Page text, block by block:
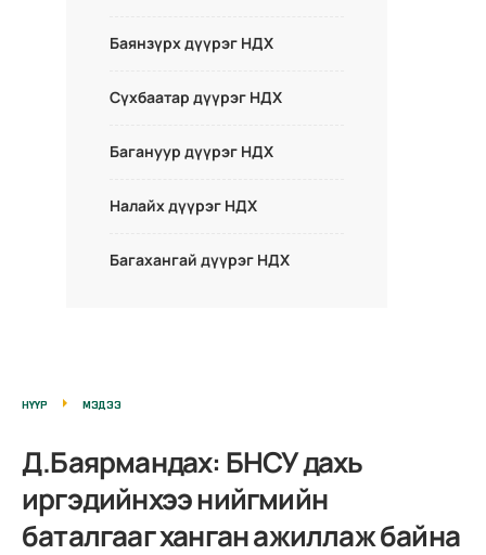
Баянзүрх дүүрэг НДХ
Сүхбаатар дүүрэг НДХ
Багануур дүүрэг НДХ
Налайх дүүрэг НДХ
Багахангай дүүрэг НДХ
НҮҮР МЭДЭЭ
Д.Баярмандах: БНСУ дахь
иргэдийнхээ нийгмийн
баталгааг ханган ажиллаж байна